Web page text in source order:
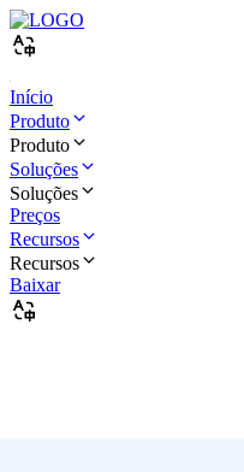
Início
Produto
Produto
Soluções
Soluções
Preços
Recursos
Recursos
Baixar